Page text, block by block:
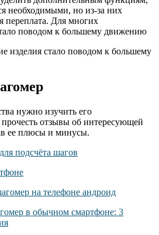
необходимыми, но из-за них
переплата. Для многих
поводом к большему движению
изделия стало поводом к большему
нужно изучить его
отзывы об интересующей
ее плюсы и минусы.